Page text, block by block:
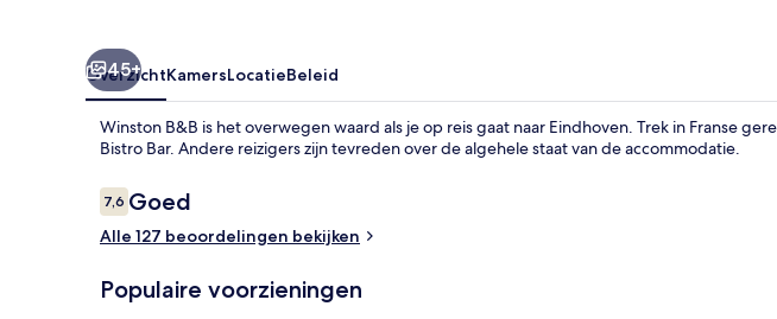
45+
OverzichtKamersLocatieBeleid
Winston B&B is het overwegen waard als je op reis gaat naar Eindhoven. Trek in Franse
Bistro Bar. Andere reizigers zijn tevreden over de algehele staat van de accommodatie.
Beoordelingen
7,67,6 op 10 –
Goed
Alle 127 beoordelingen bekijken
Populaire voorzieningen